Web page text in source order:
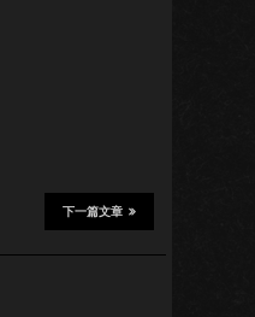
下一篇文章